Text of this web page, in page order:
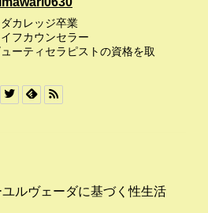
カレッジ卒業
フカウンセラー
ーティセラピストの資格を取
ユルヴェーダに基づく性生活